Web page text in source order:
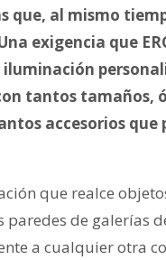
que, al mismo
exigencia que
iluminación
tantos tamaños,
accesorios que
que realce
de galerías
a cualquier otra